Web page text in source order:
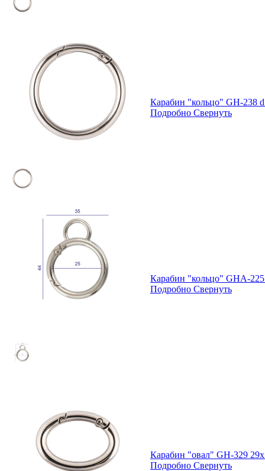
Карабин "кольцо" GH-238
Подробно Свернуть
Карабин "кольцо" GHA-
Подробно Свернуть
Карабин "овал" GH-329
Подробно Свернуть